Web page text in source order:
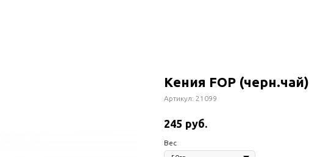
Кения FOP (черн.чай)
Артикул: 21099
245 руб.
Вес